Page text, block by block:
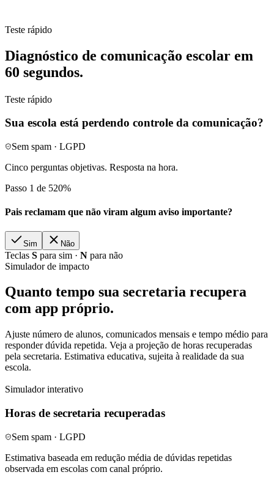
Teste rápido
Diagnóstico de comunicação escolar em
60 segundos.
Teste rápido
Sua escola está perdendo controle da comunicação?
Sem spam · LGPD
Cinco perguntas objetivas. Resposta na hora.
Passo 1 de 520%
Pais reclamam que não viram algum aviso importante?
Sim Não
Teclas S para sim · N para não
Simulador de impacto
Quanto tempo sua secretaria recupera
com app próprio.
Ajuste número de alunos, comunicados mensais e tempo médio para
responder dúvida repetida. Veja a projeção de horas recuperadas
pela secretaria. Estimativa educativa, sujeita à realidade da sua
escola.
Simulador interativo
Horas de secretaria recuperadas
Sem spam · LGPD
Estimativa baseada em redução média de dúvidas repetidas
observada em escolas com canal próprio.